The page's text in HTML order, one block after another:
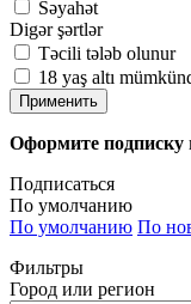
Səyahət
Digər şərtlər
Təcili tələb olunur
18 yaş altı
Применить
Оформите подписку
Подписаться
По умолчанию
По умолчанию По
Фильтры
Город или регион